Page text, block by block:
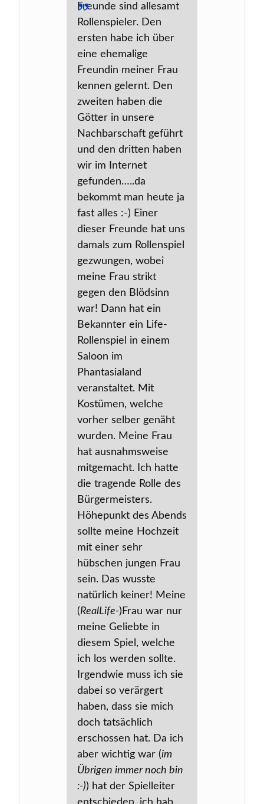
Freunde sind allesamt
Rollenspieler. Den
ersten habe ich über
eine ehemalige
Freundin meiner Frau
kennen gelernt. Den
zweiten haben die
Götter in unsere
Nachbarschaft geführt
und den dritten haben
wir im Internet
gefunden…..da
bekommt man heute ja
fast alles :-) Einer
dieser Freunde hat uns
damals zum Rollenspiel
gezwungen, wobei
meine Frau strikt
gegen den Blödsinn
war! Dann hat ein
Bekannter ein Life-
Rollenspiel in einem
Saloon im
Phantasialand
veranstaltet. Mit
Kostümen, welche
vorher selber genäht
wurden. Meine Frau
hat ausnahmsweise
mitgemacht. Ich hatte
die tragende Rolle des
Bürgermeisters.
Höhepunkt des Abends
sollte meine Hochzeit
mit einer sehr
hübschen jungen Frau
sein. Das wusste
natürlich keiner! Meine
(RealLife-)Frau war nur
meine Geliebte in
diesem Spiel, welche
ich los werden sollte.
Irgendwie muss ich sie
dabei so verärgert
haben, dass sie mich
doch tatsächlich
erschossen hat. Da ich
aber wichtig war (im
Übrigen immer noch bin
:-)) hat der Spielleiter